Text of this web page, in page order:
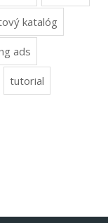
katalóg
ads
tutorial